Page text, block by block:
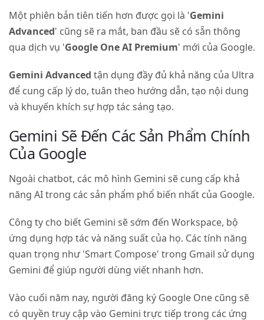
Một phiên bản tiên tiến hơn được gọi là 'Gemini
Advanced' cũng sẽ ra mắt, ban đầu sẽ có sẵn thông
qua dịch vụ 'Google OneAI Premium' mới của Google.
Gemini Advanced tận dụng đầy đủ khả năng của Ultra
để cung cấp lý do, tuân theo hướng dẫn, tạo nội dung
và khuyến khích sự hợp tác sáng tạo.
Gemini Sẽ Đến Các Sản Phẩm Chính
Của Google
Ngoài chatbot, các mô hình Gemini sẽ cung cấp khả
năng AI trong các sản phẩm phổ biến nhất của Google.
Công ty cho biết Gemini sẽ sớm đến Workspace, bộ
ứng dụng hợp tác và năng suất của họ. Các tính năng
quan trọng như 'Smart Compose' trong Gmail sử dụng
Gemini để giúp người dùng viết nhanh hơn.
Vào cuối năm nay, người đăng ký Google One cũng sẽ
có quyền truy cập vào Gemini trực tiếp trong các ứng